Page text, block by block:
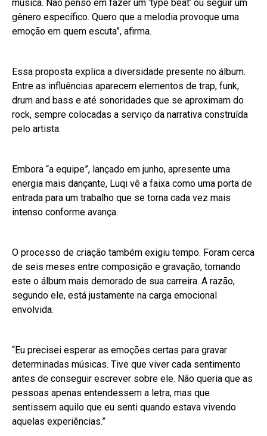
música. Não penso em fazer um ‘type beat’ ou seguir um
gênero específico. Quero que a melodia provoque uma
emoção em quem escuta”, afirma.
Essa proposta explica a diversidade presente no álbum.
Entre as influências aparecem elementos de trap, funk,
drum and bass e até sonoridades que se aproximam do
rock, sempre colocadas a serviço da narrativa construída
pelo artista.
Embora “a equipe”, lançado em junho, apresente uma
energia mais dançante, Luqi vê a faixa como uma porta de
entrada para um trabalho que se torna cada vez mais
intenso conforme avança.
O processo de criação também exigiu tempo. Foram cerca
de seis meses entre composição e gravação, tornando
este o álbum mais demorado de sua carreira. A razão,
segundo ele, está justamente na carga emocional
envolvida.
“Eu precisei esperar as emoções certas para gravar
determinadas músicas. Tive que viver cada sentimento
antes de conseguir escrever sobre ele. Não queria que as
pessoas apenas entendessem a letra, mas que
sentissem aquilo que eu senti quando estava vivendo
aquelas experiências.”